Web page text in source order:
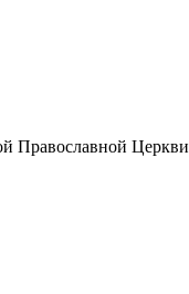
Православной Церкви